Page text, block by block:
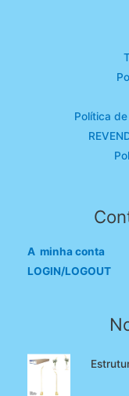
Política
A minha conta
LOGIN/LOGOUT